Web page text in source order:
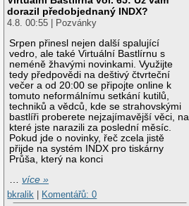
dorazil předobjednaný INDX?
4.8. 00:55 | Pozvánky
Srpen přinesl nejen další spalující
vedro, ale také Virtuální Bastlírnu s
neméně žhavými novinkami. Využijte
tedy předpovědi na deštivý čtvrteční
večer a od 20:00 se připojte online k
tomuto neformálnímu setkání kutilů,
techniků a vědců, kde se strahovskými
bastlíři proberete nejzajímavější věci, na
které jste narazili za poslední měsíc.
Pokud jde o novinky, řeč zcela jistě
přijde na systém INDX pro tiskárny
Průša, který na konci
…více »
bkralik
Komentářů: 0